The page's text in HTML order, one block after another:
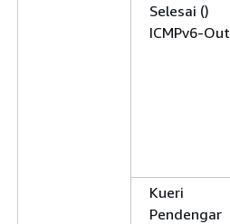
Selesai ()
ICMPv6-Out
Kueri
Pendengar